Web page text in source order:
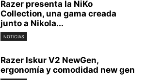
Razer presenta la NiKo
Collection, una gama creada
junto a Nikola...
NOTICIAS
Razer Iskur V2 NewGen,
ergonomía y comodidad new gen